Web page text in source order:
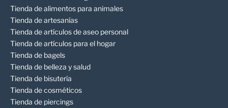
Tienda de alimentos para animales
Tienda de artesanías
Tienda de artículos de aseo personal
Tienda de artículos para el hogar
Tienda de bagels
Tienda de belleza y salud
Tienda de bisutería
Tienda de cosméticos
Tienda de piercings